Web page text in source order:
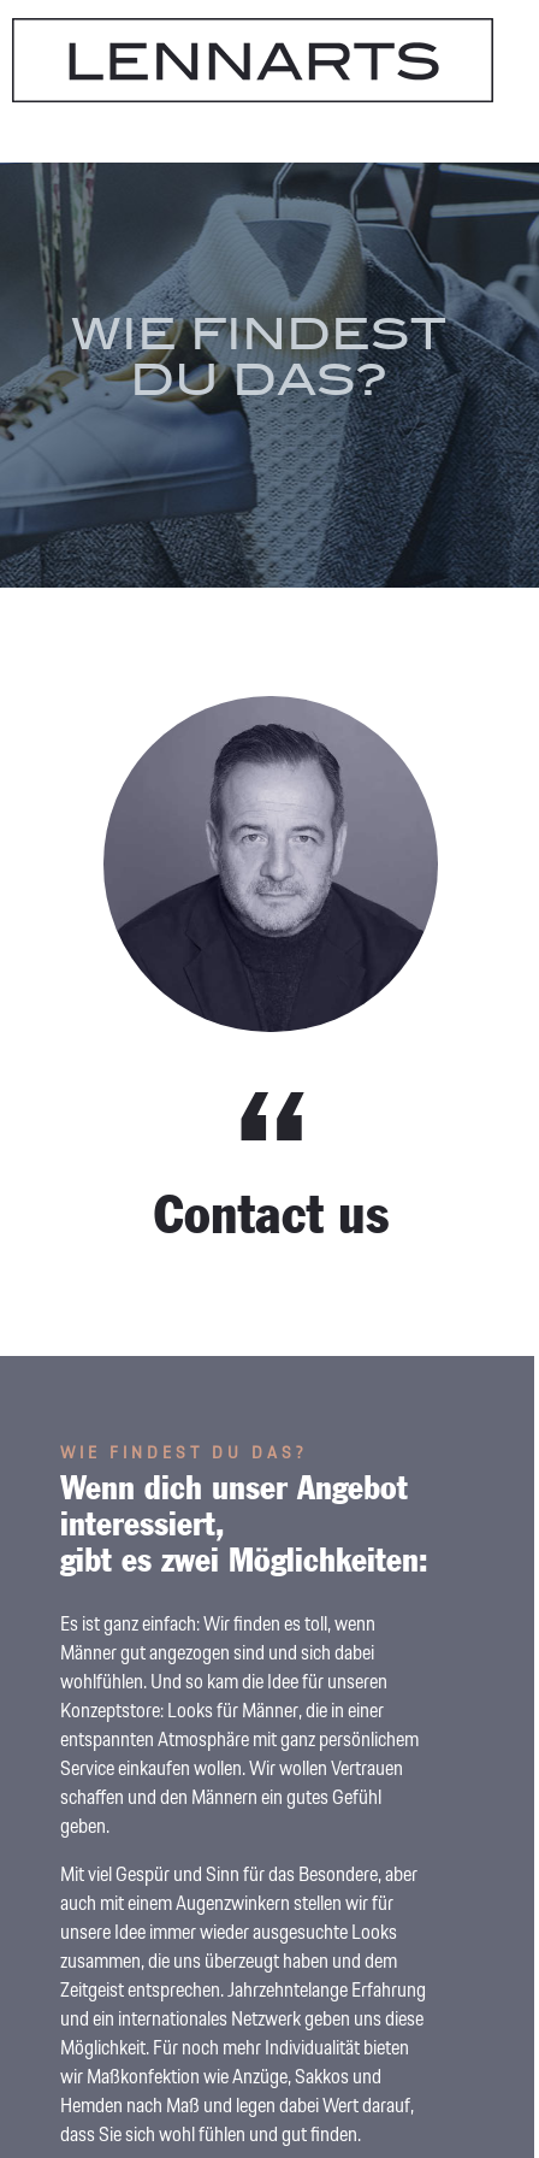
WIE FINDEST
DU DAS?
“
Contact us
WIE FINDEST DU DAS?
Wenn dich unser Angebot
interessiert,
gibt es zwei Möglichkeiten:
Es ist ganz einfach: Wir finden es toll, wenn
Männer gut angezogen sind und sich dabei
wohlfühlen. Und so kam die Idee für unseren
Konzeptstore: Looks für Männer, die in einer
entspannten Atmosphäre mit ganz persönlichem
Service einkaufen wollen. Wir wollen Vertrauen
schaffen und den Männern ein gutes Gefühl
geben.
Mit viel Gespür und Sinn für das Besondere, aber
auch mit einem Augenzwinkern stellen wir für
unsere Idee immer wieder ausgesuchte Looks
zusammen, die uns überzeugt haben und dem
Zeitgeist entsprechen. Jahrzehntelange Erfahrung
und ein internationales Netzwerk geben uns diese
Möglichkeit. Für noch mehr Individualität bieten
wir Maßkonfektion wie Anzüge, Sakkos und
Hemden nach Maß und legen dabei Wert darauf,
dass Sie sich wohl fühlen und gut finden.